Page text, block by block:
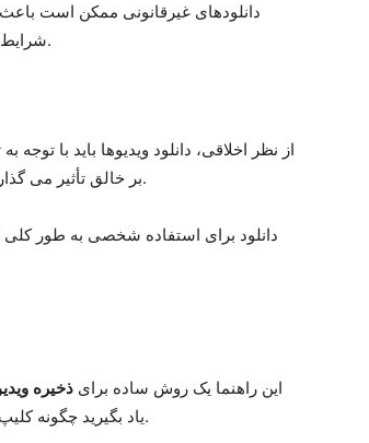
دانلودهای غیرقانونی ممکن است
شرایط خدمات پلتفرم را بررسی کنید تا حقوق و محدودیت‌های خود را بفهمید.
از نظر اخلاقی، دانلود ویدیوها باید با
بر خالق تأثیر می گذارد، به خصوص اگر محتوا به روش هایی استفاده شود که تأیید نکرده اند.
دانلود برای استفاده شخصی به طور کلی
این راهنما یک روش ساده برای ذخیره
یاد بگیرید چگونه کلیپ‌های مورد علاقه خود را برای مشاهده آفلاین یا استفاده خلاق نگه دارید.